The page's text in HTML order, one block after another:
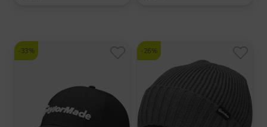
-33% -26%